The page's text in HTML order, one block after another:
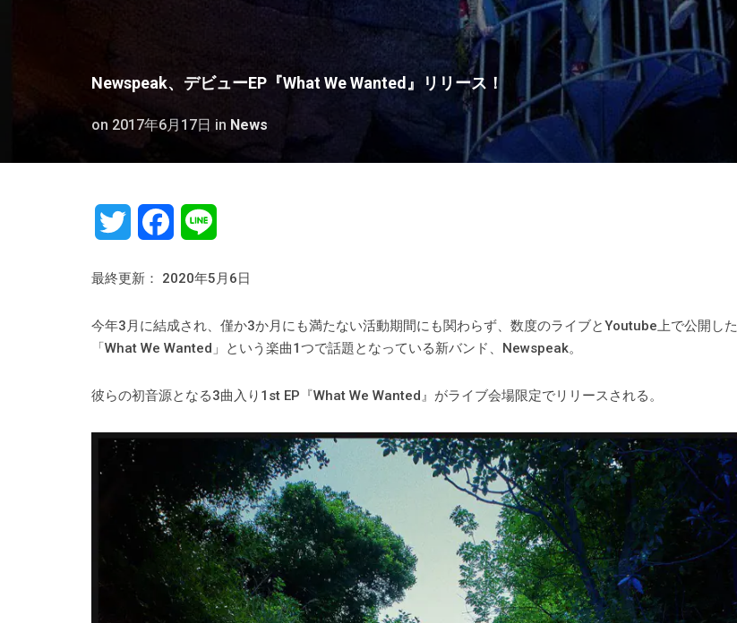
Newspeak、デビューEP『What We Wanted』リリース！
on 2017年6月17日 in News
Twitter Facebook
最終更新： 2020年5月6日
今年3月に結成され、僅か3か月にも満たない活動期間にも関わらず、数度のライブとYoutube上で公開した
「What We Wanted」という楽曲1つで話題となっている新バンド、Newspeak。
彼らの初音源となる3曲入り1st EP『What We Wanted』がライブ会場限定でリリースされる。